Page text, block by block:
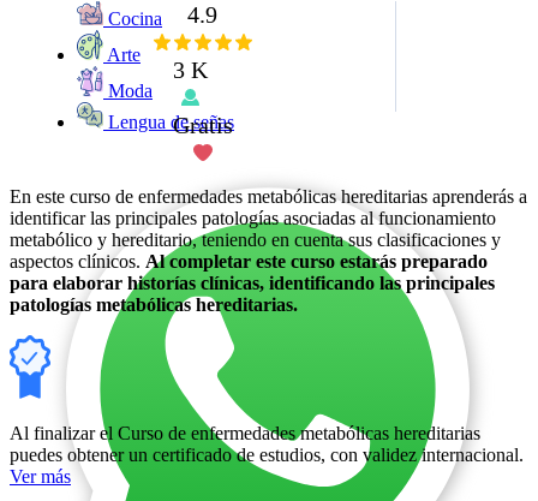
Cocina
Arte
Moda
Lengua de señas
4.9
3 K
Gratis
En este curso de enfermedades metabólicas hereditarias aprenderás a
identificar las principales patologías asociadas al funcionamiento
metabólico y hereditario, teniendo en cuenta sus clasificaciones y
aspectos clínicos. Al completar este curso estarás preparado
para elaborar historías clínicas, identificando las principales
patologías metabólicas hereditarias.
Al finalizar el Curso de enfermedades metabólicas hereditarias
puedes obtener un certificado de estudios, con validez internacional.
Ver más